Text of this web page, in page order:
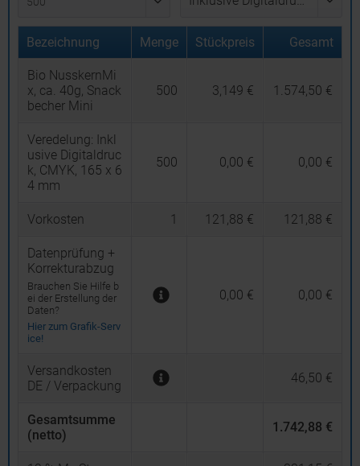
Bezeichnung Menge Stückpreis Gesamt
Bio NusskernMi
x, ca. 40g, Snack
becher Mini
500 3,149 € 1.574,50 €
Veredelung: Inkl
usive Digitaldruc
k, CMYK, 165 x 6
4 mm
500 0,00 € 0,00 €
Vorkosten 1 121,88 € 121,88 €
Datenprüfung +
Korrekturabzug
Brauchen Sie Hilfe b
ei der Erstellung der
Daten?
Hier zum Grafik-Serv
ice!
0,00 € 0,00 €
Versandkosten
DE / Verpackung
46,50 €
Gesamtsumme
(netto)
1.742,88 €